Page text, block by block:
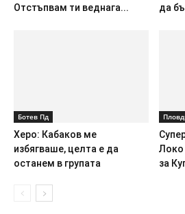
Отстъпвам ти веднага...
да
Ботев Пд
Херо: Кабаков ме
избягваше, целта е да
останем в групата
Локо
за